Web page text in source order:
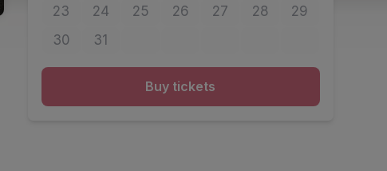
23No tickets available
24No tickets available
25No tickets available
26No tickets available
27No tickets available
28No tickets available
29No tickets
30
No tickets available
31No tickets available
Buy tickets